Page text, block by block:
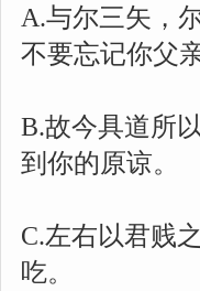
A.与尔三矢，
不要忘记你父
B.故今具道所
到你的原谅。
C.左右以君贱
吃。